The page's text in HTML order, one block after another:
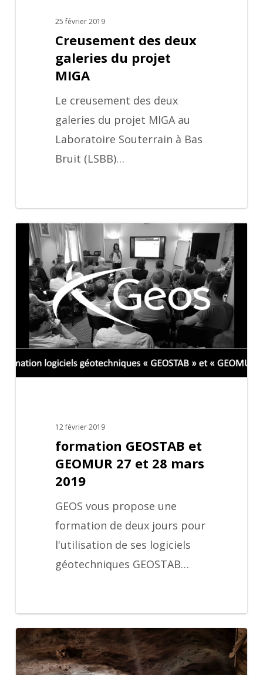
25 février 2019
Creusement des deux
galeries du projet
MIGA
Le creusement des deux
galeries du projet MIGA au
Laboratoire Souterrain à Bas
Bruit (LSBB)…
formation
GEOSTAB
GEOMUR
28
mars
12 février 2019
formation GEOSTAB et
GEOMUR 27 et 28 mars
2019
GEOS vous propose une
formation de deux jours pour
l'utilisation de ses logiciels
géotechniques GEOSTAB…
Fin
du